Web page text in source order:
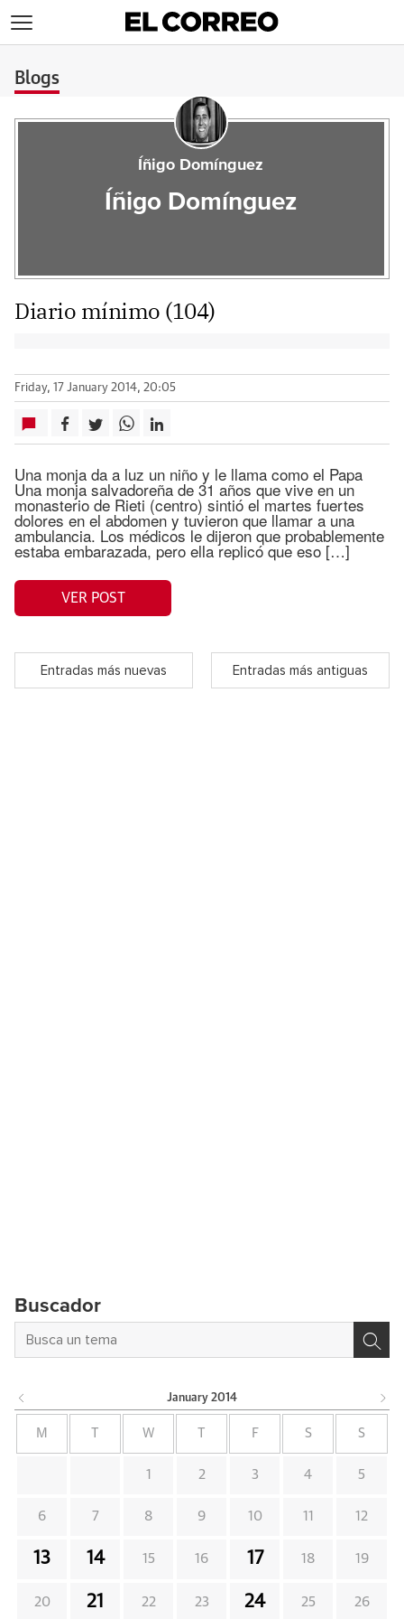
Blogs
Íñigo Domínguez
Íñigo Domínguez
Diario mínimo (104)
Friday, 17 January 2014, 20:05
Una monja da a luz un niño y le llama como el Papa
Una monja salvadoreña de 31 años que vive en un
monasterio de Rieti (centro) sintió el martes fuertes
dolores en el abdomen y tuvieron que llamar a una
ambulancia. Los médicos le dijeron que probablemente
estaba embarazada, pero ella replicó que eso […]
VER POST
Entradas más nuevas Entradas más antiguas
Buscador
January 2014
M W F S S
1 2 3 4 5
6 7 8 9 10 11 12
13 14 15 16 17 18 19
20 21 22 23 24 25 26